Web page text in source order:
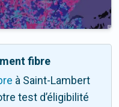
fibre
à Saint-Lambert
test d’éligibilité